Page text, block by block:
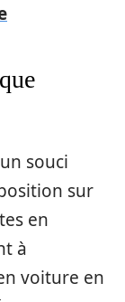
souci
sur
en
à
voiture en